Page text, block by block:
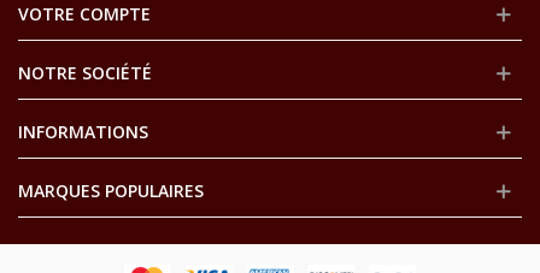
VOTRE COMPTE
NOTRE SOCIÉTÉ
INFORMATIONS
MARQUES POPULAIRES